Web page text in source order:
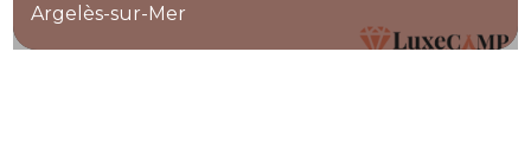
Argelès-sur-Mer